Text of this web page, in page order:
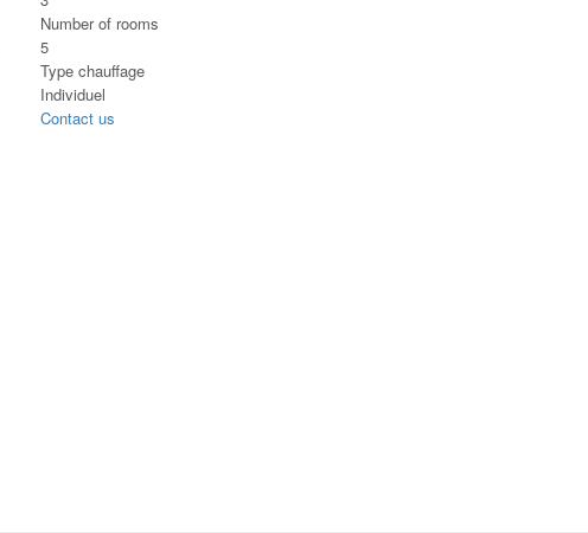
Number of rooms
5
Type chauffage
Individuel
Contact us